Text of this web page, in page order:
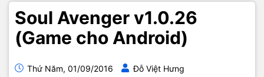
Soul Avenger v1.0.26
(Game cho Android)
Thứ Năm, 01/09/2016 Đỗ Việt Hưng